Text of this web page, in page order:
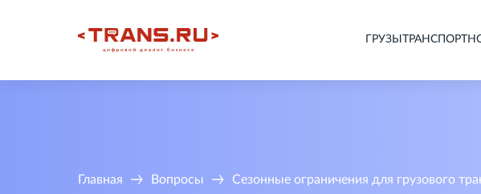
ГРУЗЫ ТРАНСПОРТ
Главная Вопросы Сезонные ограничения для грузового